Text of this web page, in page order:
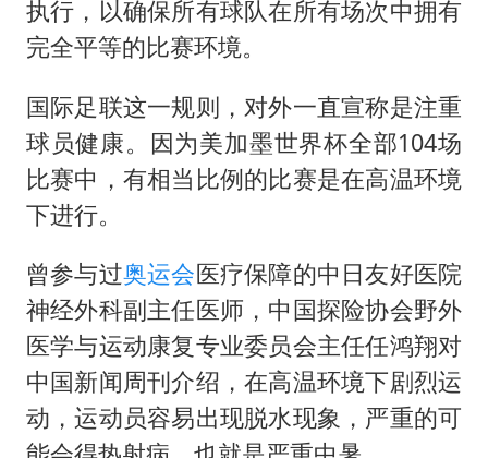
执行，以确保所有球队在所有场次中拥有
完全平等的比赛环境。
国际足联这一规则，对外一直宣称是注重
球员健康。因为美加墨世界杯全部104场
比赛中，有相当比例的比赛是在高温环境
下进行。
曾参与过奥运会医疗保障的中日友好医院
神经外科副主任医师，中国探险协会野外
医学与运动康复专业委员会主任任鸿翔对
中国新闻周刊介绍，在高温环境下剧烈运
动，运动员容易出现脱水现象，严重的可